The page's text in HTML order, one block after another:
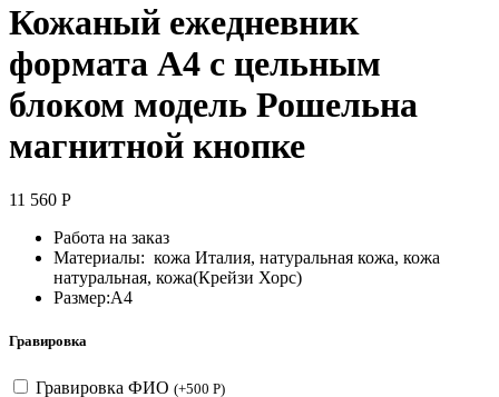
Кожаный ежедневник
формата А4 с цельным
блоком модель Рошельна
магнитной кнопке
11 560 Р
Работа на заказ
Материалы: кожа Италия, натуральная кожа, кожа
натуральная, кожа(Крейзи Хорс)
Размер:А4
Гравировка
Гравировка ФИО (+500 Р)